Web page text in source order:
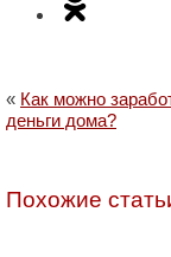
« Как можно
деньги дома?
Похожие